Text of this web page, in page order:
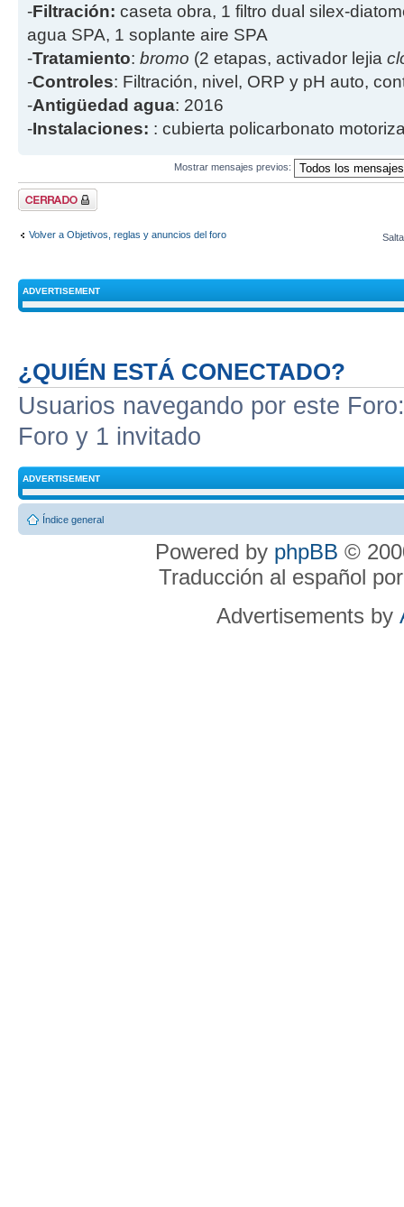
-Filtración: caseta obra, 1 filtro dual silex-
agua SPA, 1 soplante aire SPA
-Tratamiento: bromo (2 etapas, activador lejia
-Controles: Filtración, nivel, ORP y pH auto,
-Antigüedad agua: 2016
-Instalaciones: : cubierta policarbonato
Mostrar mensajes previos:
Tema cerrado
Volver a Objetivos, reglas y anuncios del foro
ADVERTISEMENT
¿QUIÉN ESTÁ CONECTADO?
Usuarios navegando por este
Foro y 1 invitado
ADVERTISEMENT
Índice general
Powered by phpBB ©
Traducción al español
Advertisements by